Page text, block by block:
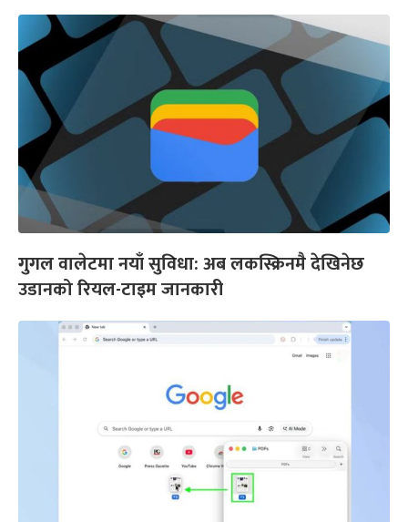
गुगल वालेटमा नयाँ सुविधा: अब लकस्क्रिनमै देखिनेछ
उडानको रियल-टाइम जानकारी